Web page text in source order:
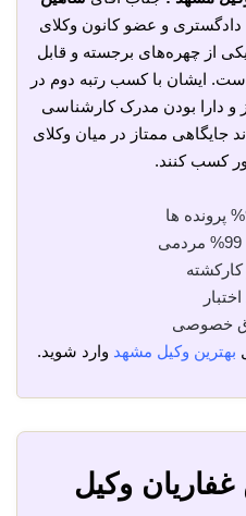
دادگستری و عضو کانون وکلای
با شماره پروانه ۲۹۷۸۸، یکی از چهره‌های برجسته و قابل
ایشان با کسب رتبه دوم در
و دارا بودن مدرک کارشناسی
ممتاز در میان وکلای
کسب کنند.
خصوصی
بهترین وکیل مشهد وارد شوید.
وکیل